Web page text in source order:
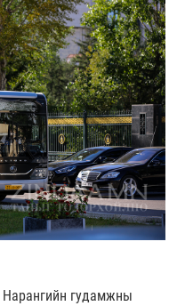
Нарангийн гудамжны